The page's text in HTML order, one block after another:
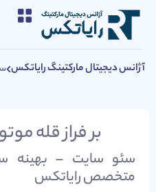
آژانس دیجیتال مارکتینگ رایاتکس
بر فراز قله
سئو سایت – بهینه
متخصص رایاتکس